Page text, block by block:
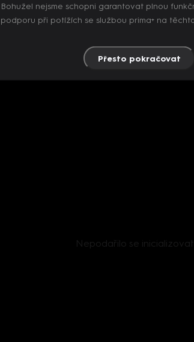
Nepodařilo se
Bohužel nejsme schopni garantovat plnou
podporu při potížích se službou prima+ na
Přesto pokračovat